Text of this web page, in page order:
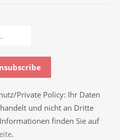
Private Policy: Ihr Daten
und nicht an Dritte
finden Sie auf
.